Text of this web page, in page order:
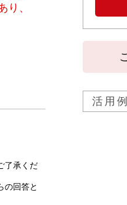
活用例
り、
了承くだ
の回答と